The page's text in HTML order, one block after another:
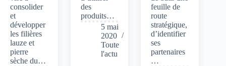
consolider
et
développer
les filières
lauze et
pierre
sèche du…
des
produits…
5 mai
2020
Toute
l'actu
feuille de
route
stratégique,
d’identifier
ses
partenaires
…